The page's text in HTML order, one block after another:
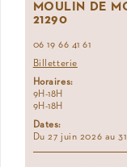
MOULIN DE
21290
06 19 66 41 61
Billetterie
Horaires:
9H-18H
9H-18H
Dates:
Du 27 juin 2026 au